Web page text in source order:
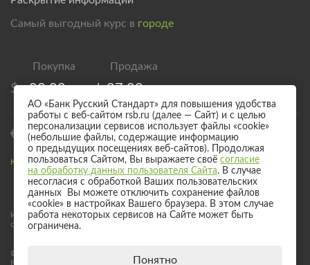
Самый выгодный курс в городе
$ 82,00 / 87,00
€ 94,00 / 99,00
Курс валют для безналичного обмена
Информация о процентных ставках по договорам банковского вклада
с физическими лицами
© 2017 - 2026 АО «Банк Русский Стандарт». Универсальная лицензия
Банка России № 2289 выдана бессрочно 04 сентября 2024 года.
АО «Банк Русский Стандарт» для повышения удобства
работы с веб-сайтом rsb.ru (далее — Сайт) и с целью
персонализации сервисов использует файлы «cookie»
(небольшие файлы, содержащие информацию
о предыдущих посещениях веб-сайтов). Продолжая
пользоваться Сайтом, Вы выражаете своё согласие
на обработку данных пользователя Сайта. В случае
несогласия с обработкой Ваших пользовательских
данных Вы можете отключить сохранение файлов
«cookie» в настройках Вашего браузера. В этом случае
работа некоторых сервисов на Сайте может быть
ограничена.
Понятно